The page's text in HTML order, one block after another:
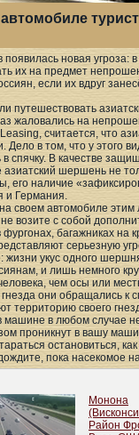
новая угроза:
их на предмет
если их вдруг
путешествовать
жаловались на
считается, что
Дело в том, что у этого
спячку. В качестве
шершень не
его наличие
и Германия.
своем автомобиле
возите с собой
багажниках на
серьезную
жизни укус одного
и лишь немного
чем осы или
они обращались к
территорию своего
машине в любом случае
проникнут в вашу
остановиться,
пока насекомое